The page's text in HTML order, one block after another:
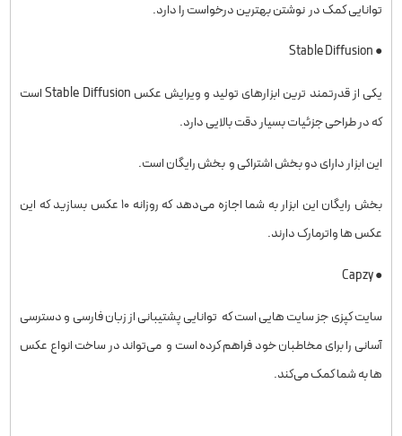
توانایی کمک در نوشتن بهترین درخواست را دارد.
● Stable Diffusion
یکی از قدرتمند ترین ابزارهای تولید و ویرایش عکس Stable Diffusion است
که در طراحی جزئیات بسیار دقت بالایی دارد.
این ابزار دارای دو بخش اشتراکی و بخش رایگان است.
بخش رایگان این ابزار به شما اجازه می‌دهد که روزانه ۱۰ عکس بسازید که این
عکس ها واترمارک دارند.
● Capzy
سایت کپزی جز سایت هایی است که توانایی پشتیبانی از زبان فارسی و دسترسی
آسانی را برای مخاطبان خود فراهم کرده است و می‌تواند در ساخت انواع عکس
ها به شما کمک می‌کند.